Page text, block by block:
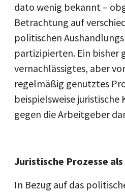
dato wenig bekannt –
Betrachtung auf
politischen
partizipierten. Ein bisher
vernachlässigtes, aber
regelmäßig genutztes
beispielsweise juristische
gegen die Arbeitgeber
Juristische Prozesse
In Bezug auf das